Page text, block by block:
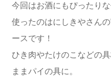
今回はお酒にもぴったり
使ったのはにしきやさん
ースです！
ひき肉やたけのこなどの
ままパイの具に。